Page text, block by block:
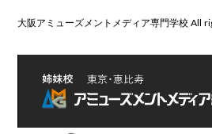
大阪アミューズメントメディア専門学校 All